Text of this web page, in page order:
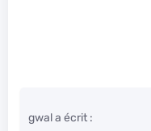
gwal a écrit :